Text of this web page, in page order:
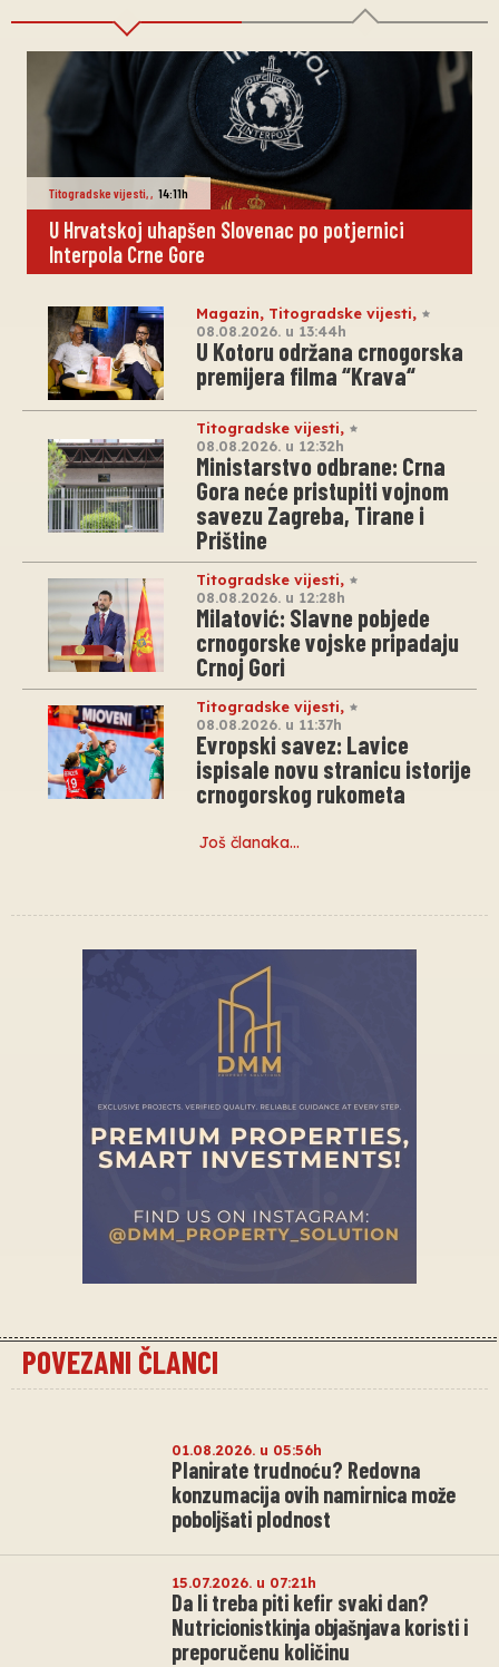
Titogradske vijesti 14:11h
U Hrvatskoj uhapšen Slovenac po potjernici
Interpola Crne Gore
Magazin, Titogradske vijesti,
08.08.2026. u 13:44h
U Kotoru održana crnogorska
premijera filma “Krava“
Titogradske vijesti,
08.08.2026. u 12:32h
Ministarstvo odbrane: Crna
Gora neće pristupiti vojnom
savezu Zagreba, Tirane i
Prištine
Titogradske vijesti,
08.08.2026. u 12:28h
Milatović: Slavne pobjede
crnogorske vojske pripadaju
Crnoj Gori
Titogradske vijesti,
08.08.2026. u 11:37h
Evropski savez: Lavice
ispisale novu stranicu istorije
crnogorskog rukometa
Još članaka…
POVEZANI ČLANCI
01.08.2026. u 05:56h
Planirate trudnoću? Redovna
konzumacija ovih namirnica može
poboljšati plodnost
15.07.2026. u 07:21h
Da li treba piti kefir svaki dan?
Nutricionistkinja objašnjava koristi i
preporučenu količinu